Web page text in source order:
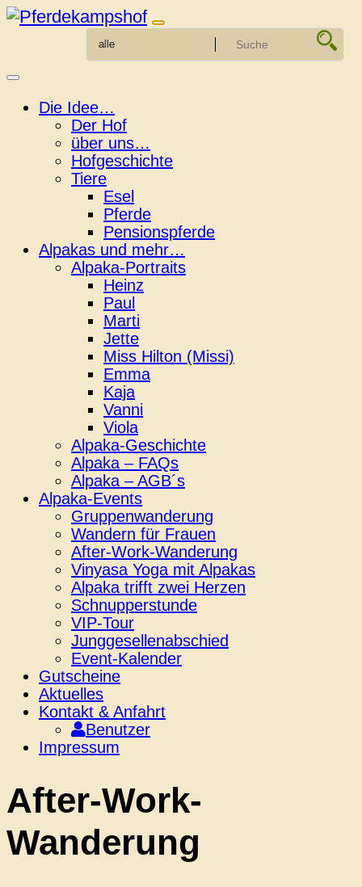
Zum
Die Idee…
Der Hof
über uns…
Hofgeschichte
Tiere
Esel
Pferde
Pensionspferde
Alpakas und mehr…
Alpaka-Portraits
Heinz
Paul
Marti
Jette
Miss Hilton (Missi)
Emma
Kaja
Vanni
Viola
Alpaka-Geschichte
Alpaka – FAQs
Alpaka – AGB´s
Alpaka-Events
Gruppenwanderung
Wandern für Frauen
After-Work-Wanderung
Vinyasa Yoga mit Alpakas
Alpaka trifft zwei Herzen
Schnupperstunde
VIP-Tour
Junggesellenabschied
Event-Kalender
Gutscheine
Aktuelles
Kontakt & Anfahrt
Benutzer
Impressum
After-Work-
Wanderung